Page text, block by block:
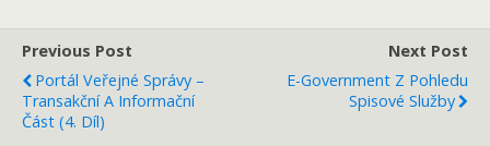
Previous Post
Portál Veřejné Správy –
Transakční A Informační
Část (4. Díl)
Next Post
E-Government Z Pohledu
Spisové Služby